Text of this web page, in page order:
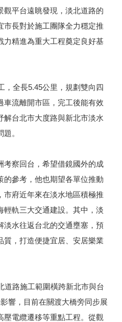
觀平台遠眺發現，淡北道路的
市長對於施工團隊全力穩定推
力精進為重大工程奠定良好基
，全長5.45公里，規劃雙向四
車流離開市區，完工後能有效
解台北市大度路與新北市淡水
。
考察回台，希望借鏡國外的成
的參考，他也期望各單位推動
市府近年來在淡水地區積極推
輕軌三大交通建設。其中，淡
淡水往返台北的交通壅塞，預
質，打造便捷宜居、安居樂業
路施工範圍橫跨新北市與台
響，目前在關渡大橋旁同步展
電纜遷移等重點工程。 從觀